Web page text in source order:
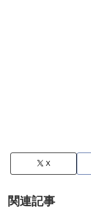
X
関連記事